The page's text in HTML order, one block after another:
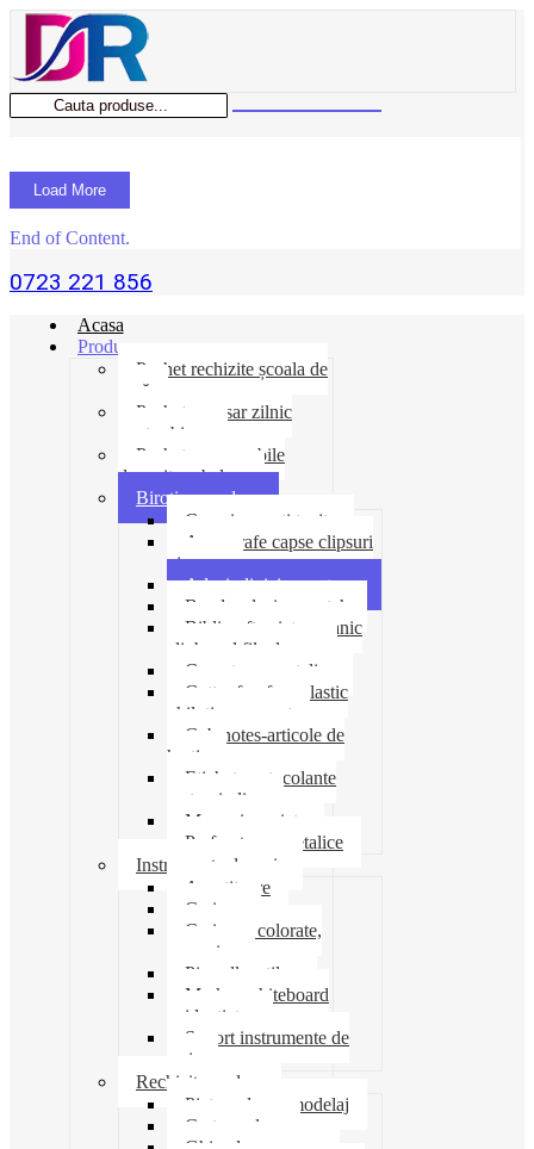
Load More
End of Content.
0723 221 856
Acasa
Produse
Pachet rechizite școala de
vară
Pachet necesar zilnic
pentru birou
Pachet consumabile
depozit-ambalare
Birotica-produse
Cosuri suporti tavite
Ace agrafe capse clipsuri
pioneze
Adeziv lipici corectoare
Banda adeziva-scotch
Biblioraft caiet mecanic
clipboard file dosare
Capsatoare metalice
Cutter foarfeca elastic
ghilotina magnet
Cub notes-articole de
hartie
Etichete autocolante
carton indigo
Mape si serviete
Perforatoare metalice
Instrumente de scris
Ascutitoare
Carioca
Creioane colorate,
mecanice
Pix roller stilou
Marker whiteboard
evidentiator
Suport instrumente de
scris
Rechizite scolare
Pictura desen modelaj
Creta scolara